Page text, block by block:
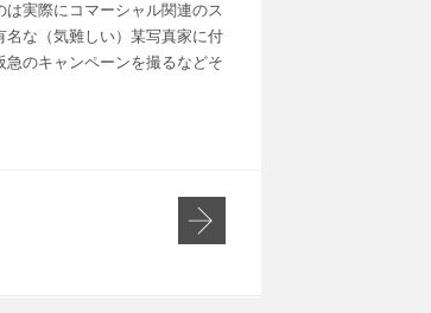
実際にコマーシャル関連のス
な（気難しい）某写真家に付
のキャンペーンを撮るなどそ